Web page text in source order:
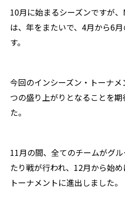
10月に始まるシーズンですが
は、年をまたいで、4月から6
す。
今回のインシーズン・トーナ
つの盛り上がりとなることを
た。
11月の間、全てのチームがグ
たり戦が行われ、12月から始
トーナメントに進出しました。